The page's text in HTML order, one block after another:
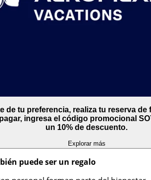
de tu preferencia, realiza tu reserva de
ingresa el código promocional
un 10% de descuento.
Explorar más
puede ser un regalo